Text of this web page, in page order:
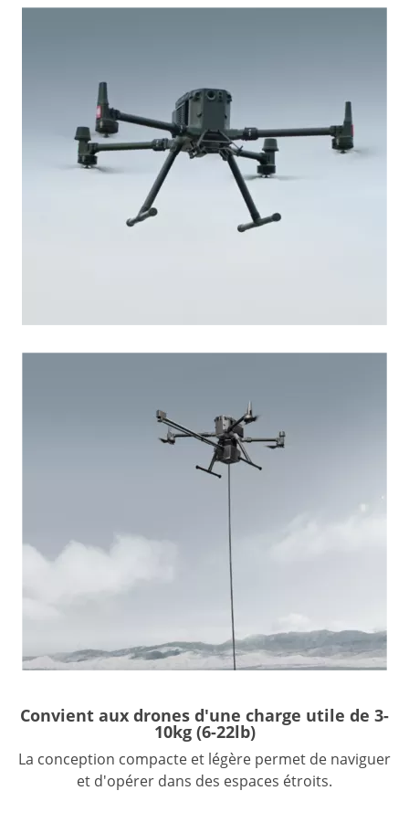
Convient aux drones d'une charge utile de 3-
10kg (6-22lb)
La conception compacte et légère permet de naviguer
et d'opérer dans des espaces étroits.